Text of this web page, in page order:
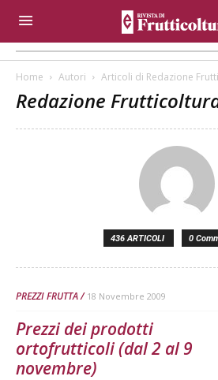
Home Autori Articoli di Redazione
Redazione
436 ARTICOLI 0
PREZZI FRUTTA 18 Novembre 2009
Prezzi dei prodotti
ortofrutticoli (dal 2 al 9
novembre)